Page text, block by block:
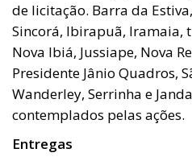
de licitação. Barra da
Sincorá, Ibirapuã, Iramaia,
Nova Ibiá, Jussiape, Nova
Presidente Jânio Quadros,
Wanderley, Serrinha e
contemplados pelas ações.
Entregas